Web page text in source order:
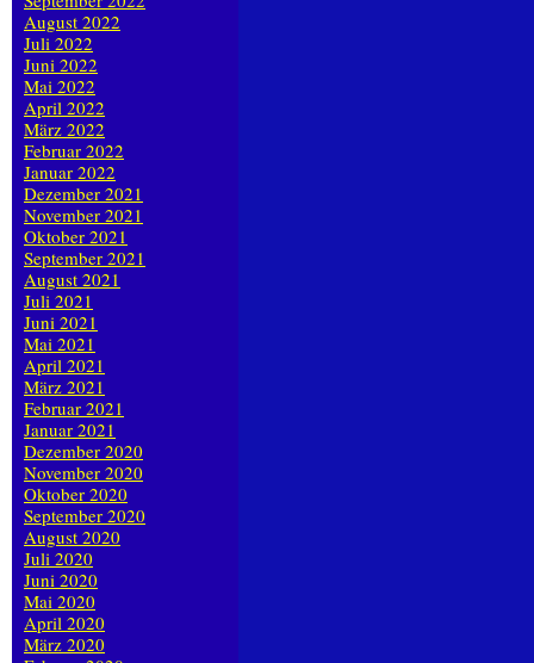
August 2022
Juli 2022
Juni 2022
Mai 2022
April 2022
März 2022
Februar 2022
Januar 2022
Dezember 2021
November 2021
Oktober 2021
September 2021
August 2021
Juli 2021
Juni 2021
Mai 2021
April 2021
März 2021
Februar 2021
Januar 2021
Dezember 2020
November 2020
Oktober 2020
September 2020
August 2020
Juli 2020
Juni 2020
Mai 2020
April 2020
März 2020